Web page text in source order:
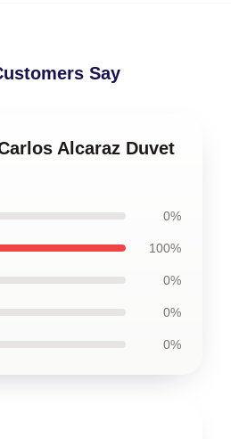
Say
Alcaraz Duvet
0%
100%
0%
0%
0%